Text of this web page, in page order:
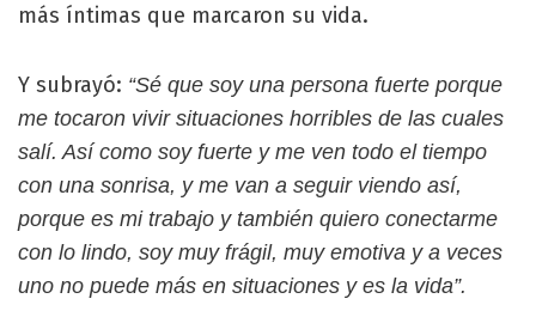
más íntimas que marcaron su vida.
Y subrayó: “Sé que soy una persona fuerte porque
me tocaron vivir situaciones horribles de las cuales
salí. Así como soy fuerte y me ven todo el tiempo
con una sonrisa, y me van a seguir viendo así,
porque es mi trabajo y también quiero conectarme
con lo lindo, soy muy frágil, muy emotiva y a veces
uno no puede más en situaciones y es la vida”.